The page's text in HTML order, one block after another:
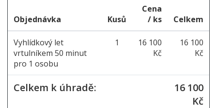
Objednávka Kusů
Cena
/ ks
Celkem
Vyhlídkový let
vrtulníkem 50 minut
pro 1 osobu
1
16 100
Kč
16 100
Kč
Celkem k úhradě:
16 100
Kč